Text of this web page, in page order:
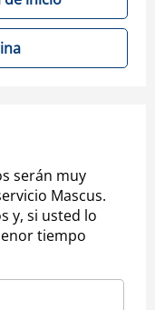
serán muy
Mascus.
y, si usted lo
tiempo